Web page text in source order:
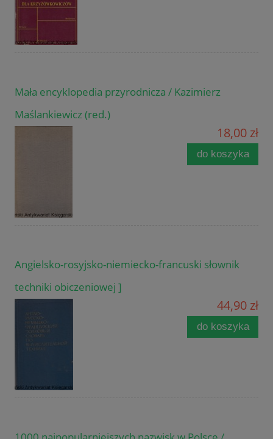
Mała encyklopedia przyrodnicza / Kazimierz
Maślankiewicz (red.)
18,00 zł
do koszyka
Angielsko-rosyjsko-niemiecko-francuski słownik
techniki obiczeniowej ]
44,90 zł
do koszyka